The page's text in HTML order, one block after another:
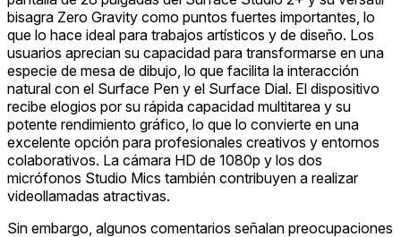
bisagra Zero Gravity como puntos fuertes importantes, lo
que lo hace ideal para trabajos artísticos y de diseño. Los
usuarios aprecian su capacidad para transformarse en una
especie de mesa de dibujo, lo que facilita la interacción
natural con el Surface Pen y el Surface Dial. El dispositivo
recibe elogios por su rápida capacidad multitarea y su
potente rendimiento gráfico, lo que lo convierte en una
excelente opción para profesionales creativos y entornos
colaborativos. La cámara HD de 1080p y los dos
micrófonos Studio Mics también contribuyen a realizar
videollamadas atractivas.
Sin embargo, algunos comentarios señalan preocupaciones